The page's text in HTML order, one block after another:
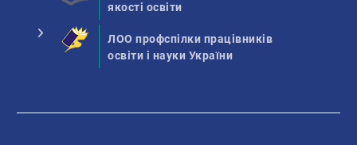
якості освіти
ЛОО профспілки працівників
освіти і науки України